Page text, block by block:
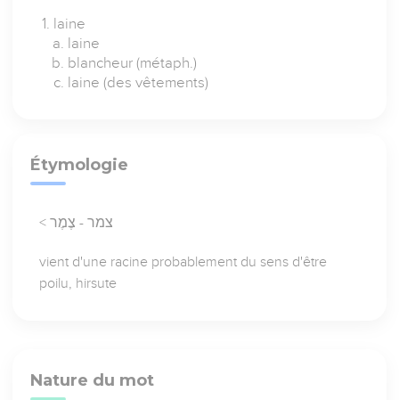
laine
laine
blancheur (métaph.)
laine (des vêtements)
Étymologie
< צמר - צֶמֶר
vient d'une racine probablement du sens d'être
poilu, hirsute
Nature du mot